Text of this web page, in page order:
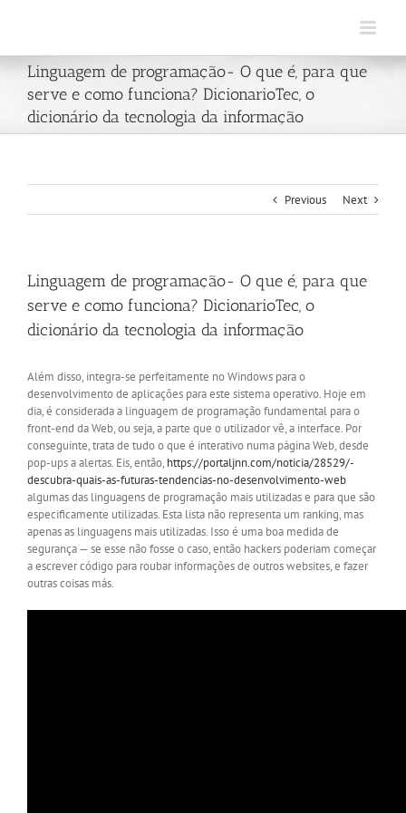
Linguagem de programação- O que é, para que
serve e como funciona? DicionarioTec, o
dicionário da tecnologia da informação
Previous Next
Linguagem de programação- O que é, para que
serve e como funciona? DicionarioTec, o
dicionário da tecnologia da informação
Além disso, integra-se perfeitamente no Windows para o
desenvolvimento de aplicações para este sistema operativo. Hoje em
dia, é considerada a linguagem de programação fundamental para o
front-end da Web, ou seja, a parte que o utilizador vê, a interface. Por
conseguinte, trata de tudo o que é interativo numa página Web, desde
pop-ups a alertas. Eis, então, https://portaljnn.com/noticia/28529/-
descubra-quais-as-futuras-tendencias-no-desenvolvimento-web
algumas das linguagens de programação mais utilizadas e para que são
especificamente utilizadas. Esta lista não representa um ranking, mas
apenas as linguagens mais utilizadas. Isso é uma boa medida de
segurança — se esse não fosse o caso, então hackers poderiam começar
a escrever código para roubar informações de outros websites, e fazer
outras coisas más.